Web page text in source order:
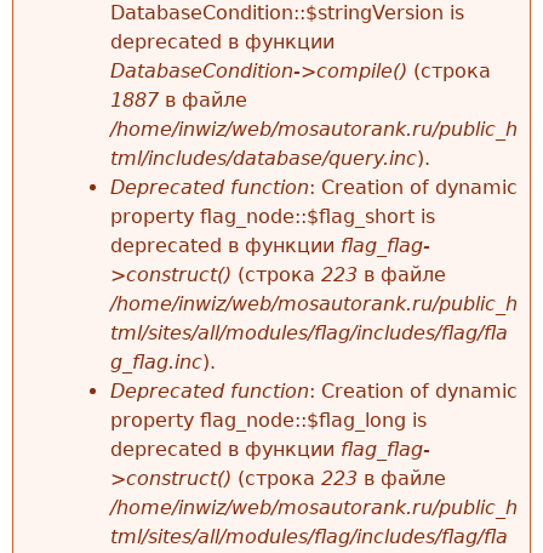
DatabaseCondition::$stringVersion is
deprecated в функции
DatabaseCondition->compile() (строка
1887 в файле
/home/inwiz/web/mosautorank.ru/public_h
tml/includes/database/query.inc).
Deprecated function: Creation of dynamic
property flag_node::$flag_short is
deprecated в функции flag_flag-
>construct() (строка 223 в файле
/home/inwiz/web/mosautorank.ru/public_h
tml/sites/all/modules/flag/includes/flag/fla
g_flag.inc).
Deprecated function: Creation of dynamic
property flag_node::$flag_long is
deprecated в функции flag_flag-
>construct() (строка 223 в файле
/home/inwiz/web/mosautorank.ru/public_h
tml/sites/all/modules/flag/includes/flag/fla